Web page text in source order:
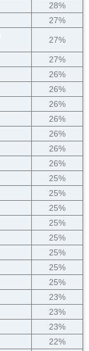
28%
27%
27%
27%
26%
26%
26%
26%
26%
26%
26%
25%
25%
25%
25%
25%
25%
25%
25%
23%
23%
23%
22%